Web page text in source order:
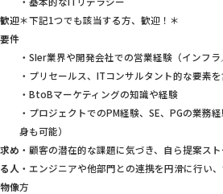
歓迎
要件
＊下記1つでも該当する方、歓迎！＊
・SIer業界や開発会社での営業経験（インフラ
・プリセールス、ITコンサルタント的な要素
・BtoBマーケティングの知識や経験
・プロジェクトでのPM経験、SE、PGの業務
身も可能）
求め
る人
物像
・顧客の潜在的な課題に気づき、自ら提案ス
・エンジニアや他部門との連携を円滑に行い
方